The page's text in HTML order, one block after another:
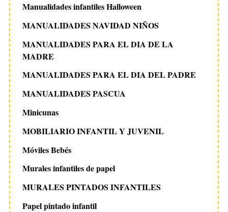
Manualidades infantiles Halloween
MANUALIDADES NAVIDAD NIÑOS
MANUALIDADES PARA EL DIA DE LA
MADRE
MANUALIDADES PARA EL DIA DEL PADRE
MANUALIDADES PASCUA
Minicunas
MOBILIARIO INFANTIL Y JUVENIL
Móviles Bebés
Murales infantiles de papel
MURALES PINTADOS INFANTILES
Papel pintado infantil